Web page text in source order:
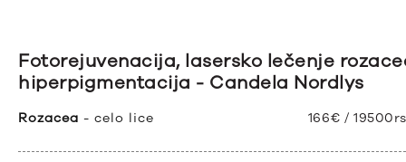
Fotorejuvenacija, lasersko lečenje
hiperpigmentacija - Candela Nordlys
Rozacea - celo lice 166€ /